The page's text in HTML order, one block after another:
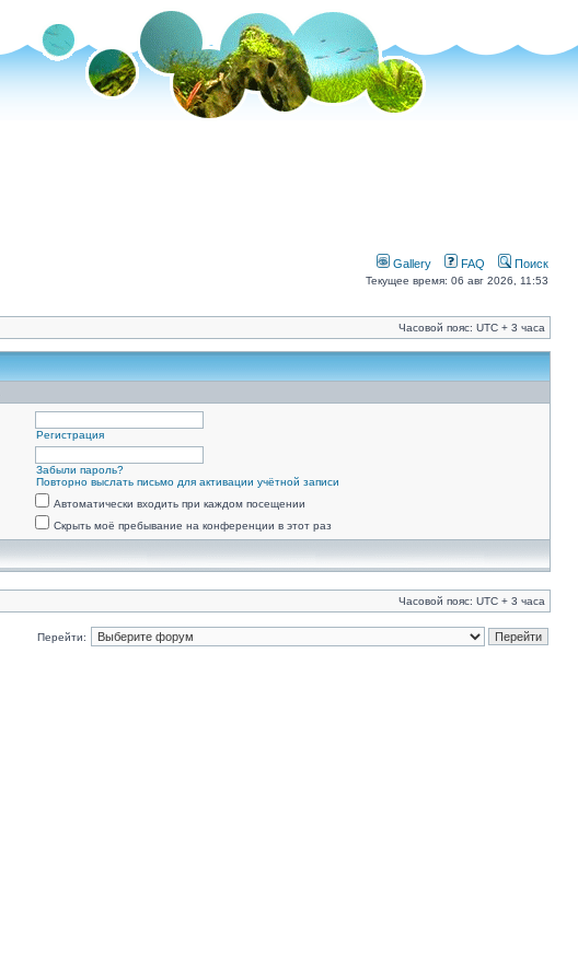
Gallery FAQ Поиск
Текущее время: 06 авг 2026, 11:53
Часовой пояс: UTC + 3 часа
Регистрация
Забыли пароль?
Повторно выслать письмо для активации учётной записи
Автоматически входить при каждом посещении
Скрыть моё пребывание на конференции в этот раз
Часовой пояс: UTC + 3 часа
Перейти: